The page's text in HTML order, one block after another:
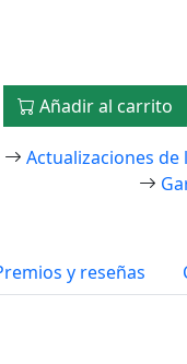
Añadir al carrito
Actualizaciones de
y reseñas